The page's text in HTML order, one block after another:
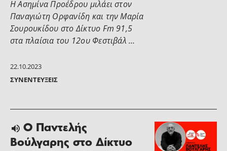
22.10.2023
ΣΥΝΕΝΤΕΎΞΕΙΣ
Η Ασημίνα Προέδρου μιλάει στον
Παναγιώτη Ορφανίδη και την Μαρία
Σουρουκίδου στο Δίκτυο Fm 91,5
στα πλαίσια του 12ου Φεστιβάλ …
Ο Παντελής
Βούλγαρης στο Δίκτυο